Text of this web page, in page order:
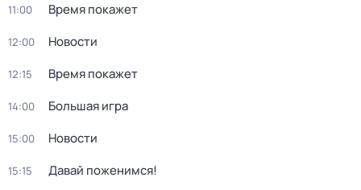
11:00 Время покажет
12:00 Новости
12:15 Время покажет
14:00 Большая игра
15:00 Новости
15:15 Давай поженимся!